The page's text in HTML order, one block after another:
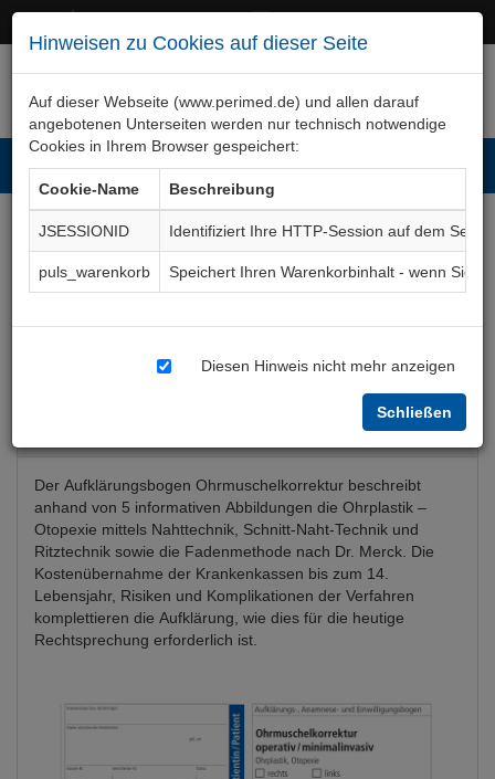
Hinweisen zu Cookies auf dieser Seite
Auf dieser Webseite (www.perimed.de) und allen darauf
angebotenen Unterseiten werden nur technisch notwendige
Cookies in Ihrem Browser gespeichert:
Cookie-Name
Beschreibung
JSESSIONID
Identifiziert Ihre HTTP-Session auf dem Server
puls_warenkorb
Speichert Ihren Warenkorbinhalt - wenn Sie
Diesen Hinweis nicht mehr anzeigen
Schließen
Ohrmuschelkorrektur
operativ / minimalinvasiv
Aufklärungsbogen
Der Aufklärungsbogen Ohrmuschelkorrektur beschreibt
anhand von 5 informativen Abbildungen die Ohrplastik –
Otopexie mittels Nahttechnik, Schnitt-Naht-Technik und
Ritztechnik sowie die Fadenmethode nach Dr. Merck. Die
Kostenübernahme der Krankenkassen bis zum 14.
Lebensjahr, Risiken und Komplikationen der Verfahren
komplettieren die Aufklärung, wie dies für die heutige
Rechtsprechung erforderlich ist.